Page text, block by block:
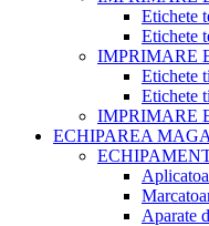
Etichete
Etichete
IMPRIMARE
Etichete
Etichete
IMPRIMARE
ECHIPAREA
Aparate